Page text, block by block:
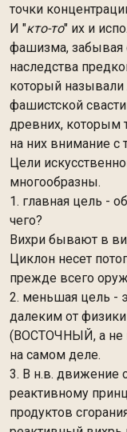
точки
И "кто-то" их и
фашизма, забывая
наследства
который называли
фашистской
древних, которым
на них внимание с
Цели
многообразны.
1. главная цель -
чего?
Вихри бывают в
Циклон несет
прежде всего
2. меньшая цель -
далеким от
(ВОСТОЧНЫЙ, а не
на самом деле.
3. В н.в. движение
реактивному
продуктов